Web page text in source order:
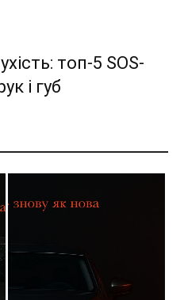
топ-5 SOS-
і губ